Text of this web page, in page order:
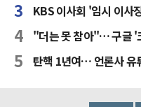
KBS 이사회 '임시 이사장'
"더는 못 참아"… 구글 '
탄핵 1년여… 언론사 유